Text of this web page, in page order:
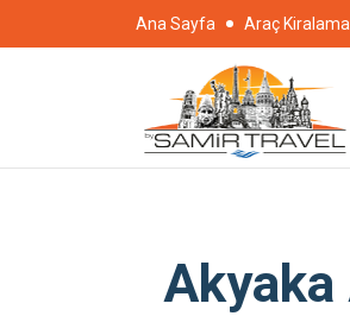
Ana Sayfa Araç Kiralama
Akyaka